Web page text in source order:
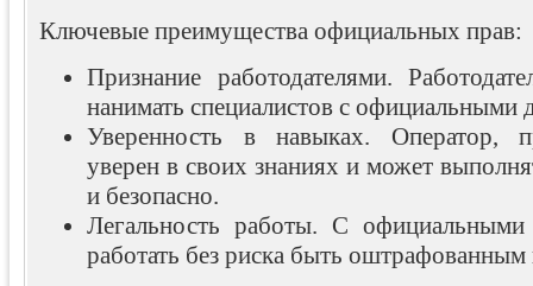
Ключевые преимущества официальных прав:
Признание работодателями.
нанимать специалистов с официальными
Уверенность в навыках. Оператор,
уверен в своих знаниях и может
и безопасно.
Легальность работы. С
работать без риска быть